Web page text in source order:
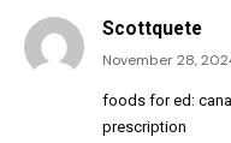
Scottquete
November 28,
foods for ed:
prescription